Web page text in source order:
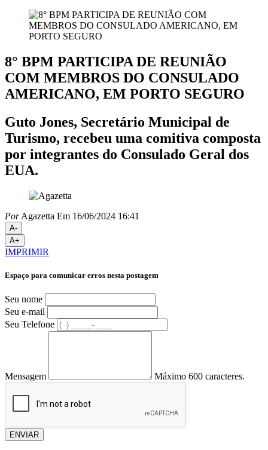
8° BPM PARTICIPA DE REUNIÃO
COM MEMBROS DO CONSULADO
AMERICANO, EM PORTO SEGURO
Guto Jones, Secretário Municipal de
Turismo, recebeu uma comitiva composta
por integrantes do Consulado Geral dos
EUA.
PorAgazetta Em 16/06/2024 16:41
A-
A+
IMPRIMIR
Espaço para comunicar erros nesta postagem
Seu nome
Seu e-mail
Seu Telefone
Mensagem Máximo 600 caracteres.
ENVIAR